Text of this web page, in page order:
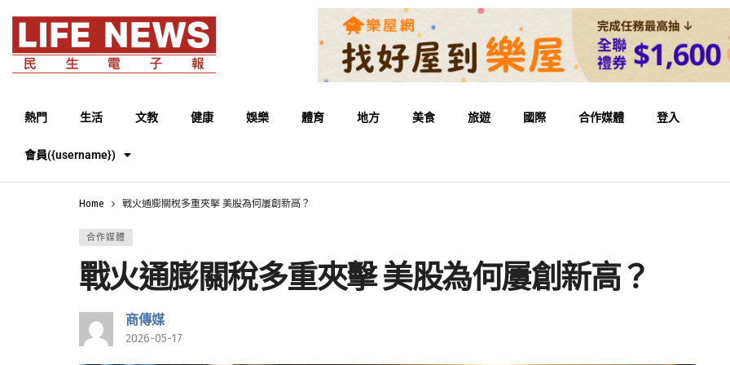
熱門 生活 文教 健康 娛樂 體育 地方 美食 旅遊 國際 合作媒體 登入
會員({username})
Home 戰火通膨關稅多重夾擊 美股為何屢創新高？
合作媒體
戰火通膨關稅多重夾擊 美股為何屢創新高？
商傳媒
2026-05-17